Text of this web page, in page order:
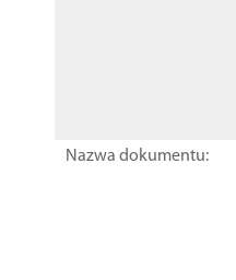
Nazwa dokumentu: